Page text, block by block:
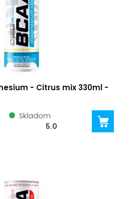
- Citrus mix 330ml -
Skladom
5.0